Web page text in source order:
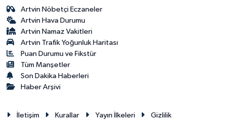
Artvin Nöbetçi Eczaneler
Artvin Hava Durumu
Artvin Namaz Vakitleri
Artvin Trafik Yoğunluk Haritası
Puan Durumu ve Fikstür
Tüm Manşetler
Son Dakika Haberleri
Haber Arşivi
İletişim Kurallar Yayın İlkeleri
Gizlilik